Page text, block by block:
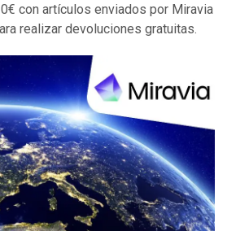
con artículos enviados por Miravia
realizar devoluciones gratuitas.